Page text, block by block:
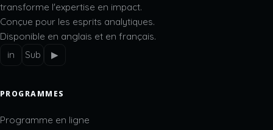
transforme l'expertise en impact.
Conçue pour les esprits analytiques.
Disponible en anglais et en français.
in
Sub ▶
PROGRAMMES
Programme en ligne